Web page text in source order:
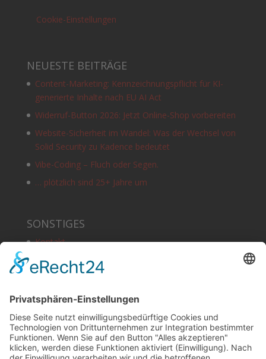
Cookie-Einstellungen
NEUESTE BEITRÄGE
Content-Marketing: Kennzeichnungspflicht für KI-
generierte Inhalte nach EU AI Act
Widerruf-Button 2026: Jetzt Online-Shop vorbereiten
Website-Sicherheit im Wandel: Was der Wechsel von
Solid Security zu Kadence bedeutet
Vibe-Coding – Fluch oder Segen.
… plötzlich sind 25+ Jahre um
SONSTIGES
Kontakt
Schlagworte
Impressum
Datenschutz
Copyright
HOSTING